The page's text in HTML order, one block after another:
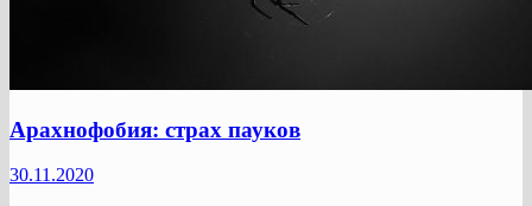
Арахнофобия: страх пауков
30.11.2020